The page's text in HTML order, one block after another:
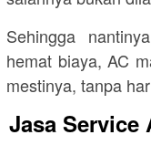
Sehingga
hemat biaya, AC
mestinya, tanpa
Jasa Service